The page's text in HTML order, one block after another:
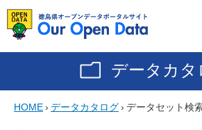
データカタ
HOME› データカタログ› データセット検